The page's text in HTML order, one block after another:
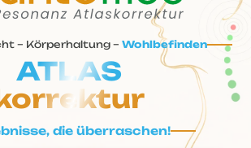
– Körperhaltung – Wohlbefinden
ATLAS
die überraschen!